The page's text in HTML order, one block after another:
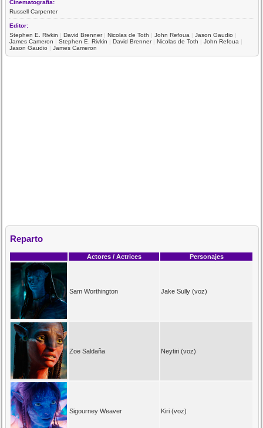
Cinematografía:
Russell Carpenter
Editor:
Stephen E. Rivkin |David Brenner|Nicolas de Toth |John Refoua |Jason Gaudio |
James Cameron |Stephen E. Rivkin |David Brenner|Nicolas de Toth |John Refoua |
Jason Gaudio |James Cameron
Reparto
Actores / Actrices Personajes
Sam Worthington Jake Sully (voz)
Zoe Saldaña Neytiri (voz)
Sigourney Weaver Kiri (voz)